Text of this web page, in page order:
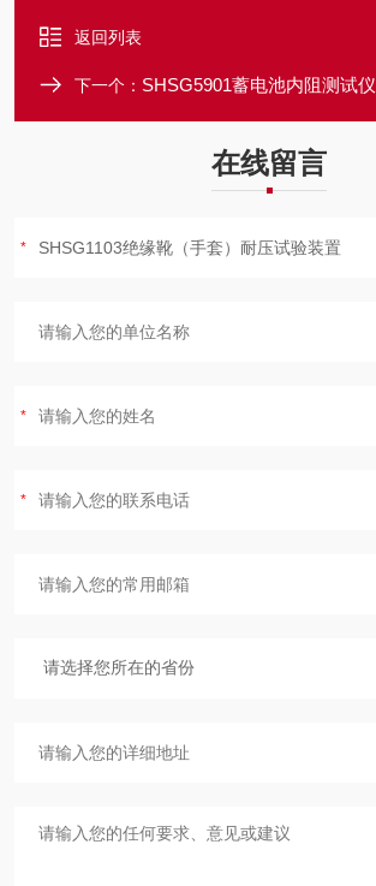
返回列表
下一个： SHSG5901蓄电池内阻测试仪
在线留言